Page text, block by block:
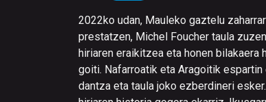
2022ko udan, Mauleko gaztelu
prestatzen, Michel Foucher taula
hiriaren eraikitzea eta honen bilakaera
goiti. Nafarroatik eta Aragoitik espartin
dantza eta taula joko ezberdineri